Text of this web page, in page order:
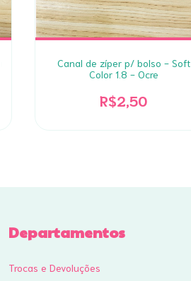
Canal de zíper p/ bolso - Soft
Color 1.8 - Ocre
R$2,50
Departamentos
Trocas e Devoluções